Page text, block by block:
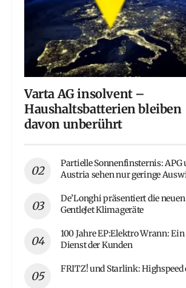
Varta AG insolvent –
Haushaltsbatterien bleiben
davon unberührt
Partielle Sonnenfinsternis: APG
Austria sehen nur geringe
De’Longhi präsentiert die
GentleJet Klimageräte
100 Jahre EP:Elektro Wrann:
Dienst der Kunden
FRITZ! und Starlink: